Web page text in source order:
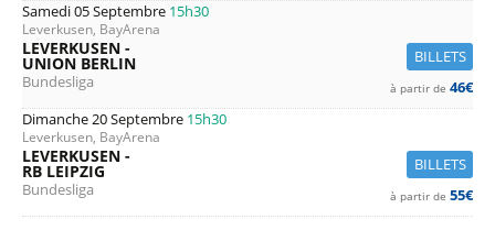
Samedi 05 Septembre 15h30
Leverkusen, BayArena
BILLETS
LEVERKUSEN -
UNION BERLIN
Bundesliga à partir de 46€
Dimanche 20 Septembre 15h30
Leverkusen, BayArena
BILLETS
LEVERKUSEN -
RB LEIPZIG
Bundesliga à partir de 55€